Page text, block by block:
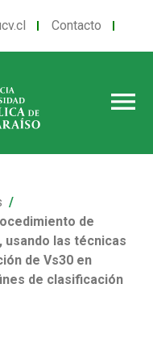
Contacto
menu
de
usando las técnicas
de Vs30 en
de clasificación